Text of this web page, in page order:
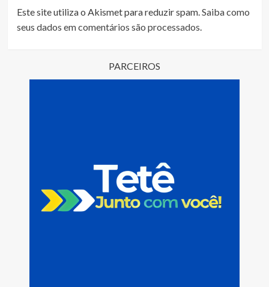
Este site utiliza o Akismet para reduzir spam.Saiba como
seus dados em comentários são processados.
PARCEIROS